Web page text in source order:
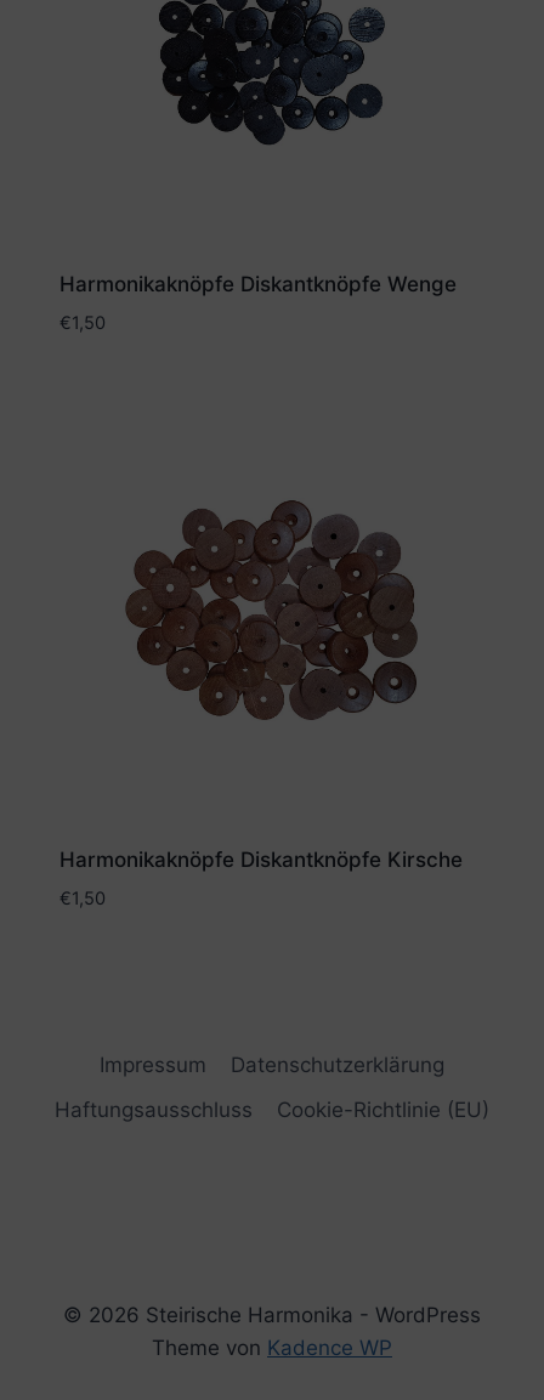
Harmonikaknöpfe Diskantknöpfe Wenge
€1,50
Harmonikaknöpfe Diskantknöpfe Kirsche
€1,50
Impressum
Datenschutzerklärung
Haftungsausschluss
Cookie-Richtlinie (EU)
© 2026 Steirische Harmonika - WordPress
Theme von Kadence WP